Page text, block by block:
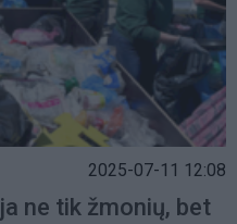
2025-07-11 12:08
ne tik žmonių, bet